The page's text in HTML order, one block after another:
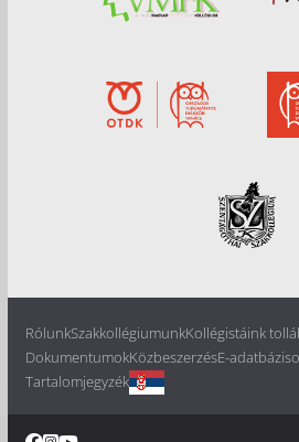
RólunkSzakkollégiumunkKollégistáink
DokumentumokKözbeszerzésE-
Tartalomjegyzék